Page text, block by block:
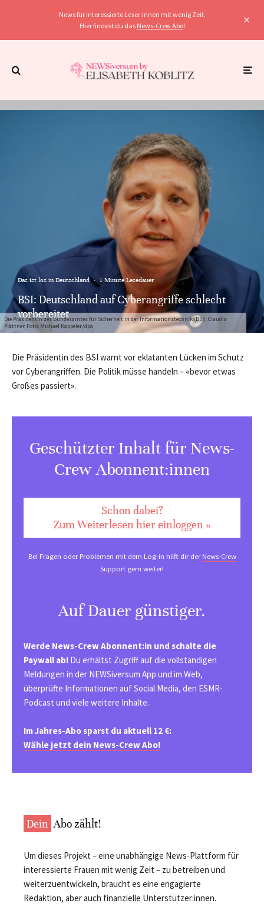
News für interessierte Leser:innen mit wenig Zeit.
Hier findest du das News-Crew Abo!
Die Präsidentin des Bundesamtes für Sicherheit in der Informationstechnik (BSI): Claudia
Plattner. Foto: Michael Kappeler/dpa
Das ist los in Deutschland · 1 Minute Lesedauer
BSI: Deutschland auf Cyberangriffe schlecht
vorbereitet
Die Präsidentin des BSI warnt vor eklatanten Lücken im Schutz
vor Cyberangriffen. Die Politik müsse handeln – «bevor etwas
Großes passiert».
Geschützter Inhalt für News-
Crew Abonnent:innen
Schon dabei?
Zum Weiterlesen hier einloggen »
Bei Fragen oder Problemen mit dem Log-in hilft dir derNews-Crew
Support gern weiter!
Auf Dauer günstiger.
Werde News-Crew Abonnent:in und schalte die
Paywall ab! Du erhältst Zugriff auf die vollständigen
Meldungen in der NEWSiversum App und im Web,
überprüfte Informationen auf Social Media, den ESMR-
Podcast und viele weitere Inhalte.
Im Jahres-Abo sparst du aktuell 12 €:
Wähle jetzt dein News-Crew Abo!
Dein Abo zählt!
Um dieses Projekt – eine unabhängige News-Plattform für
interessierte Frauen mit wenig Zeit – zu betreiben und
weiterzuentwickeln, braucht es eine engagierte
Redaktion, aber auch finanzielle Unterstützer:innen.